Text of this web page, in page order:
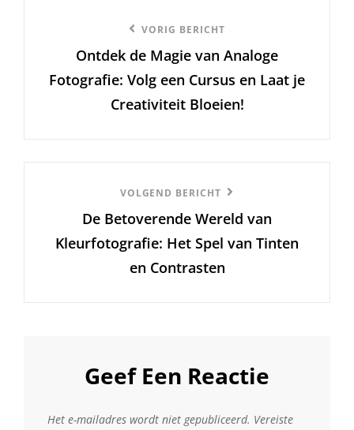
bericht
VORIG BERICHT
Ontdek de Magie van Analoge
Fotografie: Volg een Cursus en Laat je
Creativiteit Bloeien!
Bericht
VOLGEND BERICHT
De Betoverende Wereld van
Kleurfotografie: Het Spel van Tinten
en Contrasten
Geef Een Reactie
Het e-mailadres wordt niet gepubliceerd. Vereiste